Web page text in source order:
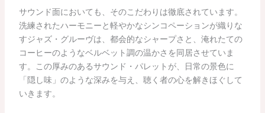
サウンド面においても、そのこだわりは徹底されています。
洗練されたハーモニーと軽やかなシンコペーションが織りな
すジャズ・グルーヴは、都会的なシャープさと、淹れたての
コーヒーのようなベルベット調の温かさを同居させていま
す。この厚みのあるサウンド・パレットが、日常の景色に
「隠し味」のような深みを与え、聴く者の心を解きほぐして
いきます。